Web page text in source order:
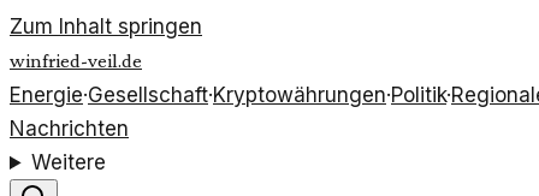
Zum Inhalt springen
winfried-veil.de
Energie·Gesellschaft·Kryptowährungen·Politik·
Nachrichten
Weitere